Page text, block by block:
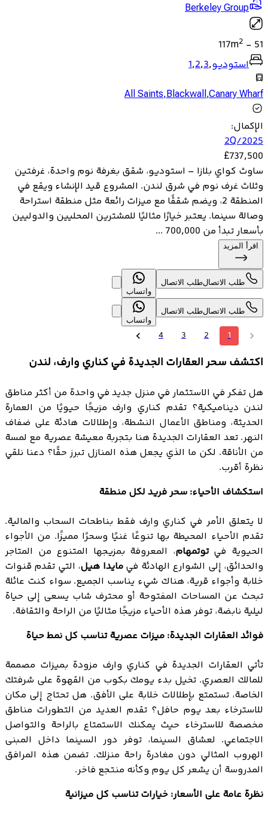
Berkeley Group
51
-
117m2
استوديو,
1,2,3
All Saints,Blackwall,Canary Wharf
الإكمال:
2Q/2025
£737,500
ساوث كواي بلازا – استوديو، شقق بغرفة نوم واحدة، غرفتين
وثلاث غرف نوم في شرق لندن. المشروع قيد الإنشاء ويقع في
المنطقة 2، ويضم شققًا مع ميزات رائعة مثل منطقة استراحة
وصالة سينما. يعتبر خيارًا مثاليًا للمشترين المحليين والدوليين
بأسعار تبدأ من 700,000 ...
اقرأ المزيد
طلب الاتصالطلب الاتصال
واتساب
طلب الاتصالطلب الاتصال
واتساب
1
2
3
4
اكتشف سحر العقارات الجديدة في كناري وارف، لندن
هل تفكر في الاستثمار في منزل جديد في واحدة من أكثر مناطق
لندن ديناميكية؟ تقدم كناري وارف مزيجًا حيويًا من العمارة
الحديثة، ومناطق الأعمال النشطة، وإطلالات هادئة على ضفاف
النهر. تعد العقارات الجديدة هنا بتجربة معيشة عصرية مع لمسة
من الأناقة. لكن ما الذي يجعل هذه المنازل تبرز حقًا؟ دعنا نلقي
نظرة أقرب.
استكشاف الأحياء: سحر فريد لكل منطقة
لا يتعلق الأمر في كناري وارف فقط بناطحات السحاب والمالية.
تقدم الأحياء المحيطة بها تنوعًا غنيًا وسحرًا مميزًا. من الأجواء
الحيوية فيتوتمهام، المعروفة بمزيجها المتنوع من المتاجر
والحدائق، إلى الشوارع الهادئة فيمايدا هيل، التي تقدم قنوات
خلابة وأجواء قرية، هناك شيء يناسب الجميع. سواء كنت عائلة
تبحث عن المساحات المفتوحة أو محترف شاب يسعى إلى حياة
ليلية نابضة، توفر هذه الأحياء مزيجًا مثاليًا من الراحة والثقافة.
فوائد العقارات الجديدة: ميزات عصرية تناسب كل نمط حياة
تأتي العقارات الجديدة في كناري وارف مزودة بميزات مصممة
للمالك العصري. تخيل بدء يومك بكوب من القهوة على شرفتك
الخاصة، تستمتع بإطلالات خلابة على الأفق. هل تحتاج إلى مكان
للاسترخاء بعد يوم حافل؟ تقدم العديد من التطورات مناطق
مخصصة للاسترخاء حيث يمكنك الاستمتاع بالراحة والتواصل
الاجتماعي. لعشاق السينما، توفر دور السينما داخل المبنى
الهروب المثالي دون مغادرة راحة منزلك. تضمن هذه المرافق
المدروسة أن يشعر كل يوم وكأنه منتجع فاخر.
نظرة عامة على الأسعار: خيارات تناسب كل ميزانية